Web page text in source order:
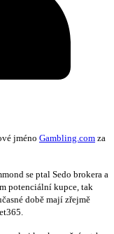
jméno Gambling.com za
se ptal Sedo brokera a
potenciální kupce, tak
době mají zřejmě